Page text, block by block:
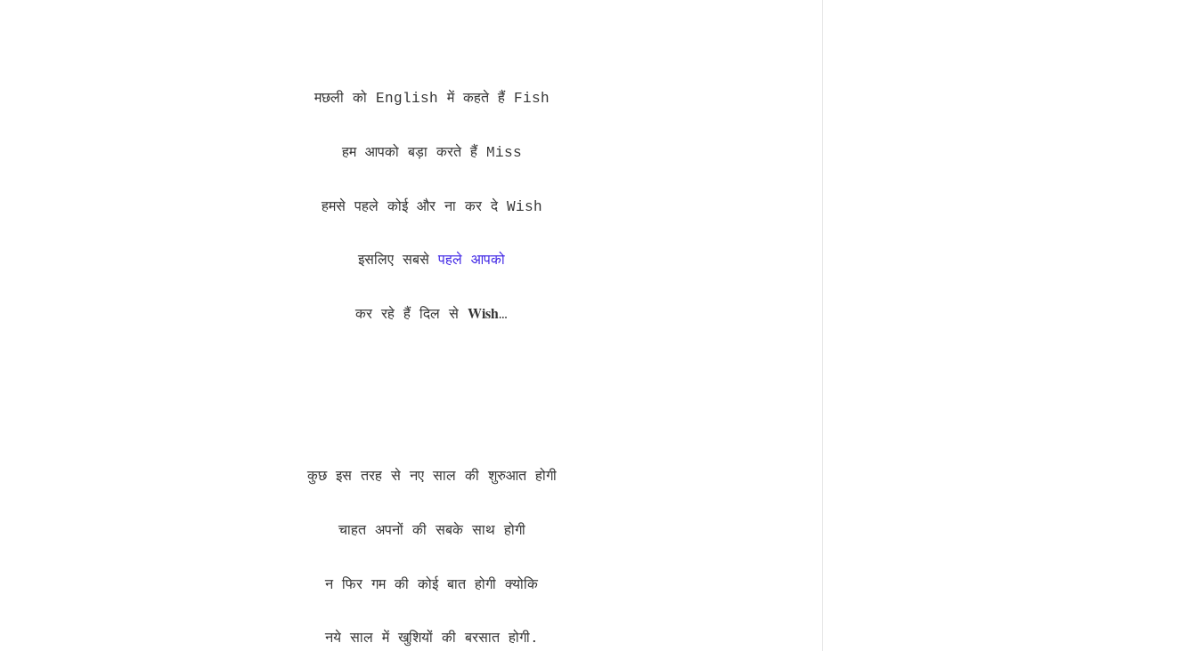
मछली को English में कहते हैं Fish
हम आपको बड़ा करते हैं Miss
हमसे पहले कोई और ना कर दे Wish
इसलिए सबसेपहले आपको
कर रहे हैं दिल से Wish…
कुछ इस तरह से नए साल की शुरुआत होगी
चाहत अपनों की सबके साथ होगी
न फिर गम की कोई बात होगी क्योकि
नये साल में खुशियों की बरसात होगी.